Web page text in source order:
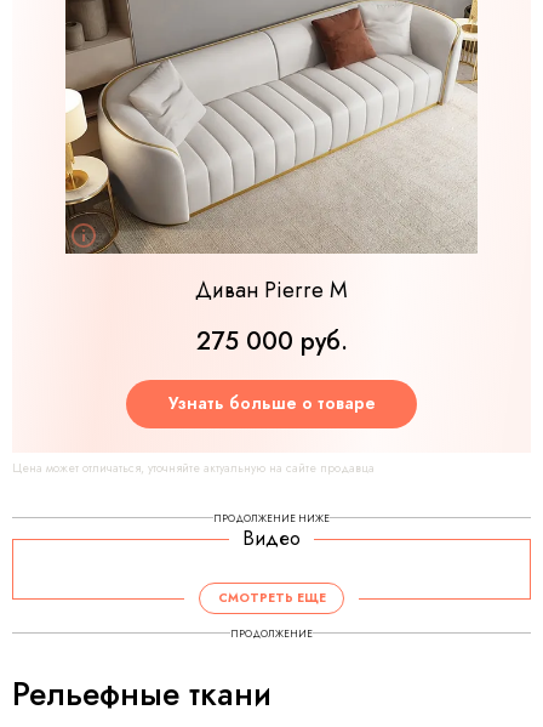
Диван Pierre M
275 000 руб.
Узнать больше о товаре
Цена может отличаться, уточняйте актуальную на сайте продавца
ПРОДОЛЖЕНИЕ НИЖЕ
Видео
СМОТРЕТЬ ЕЩЕ
ПРОДОЛЖЕНИЕ
Рельефные ткани